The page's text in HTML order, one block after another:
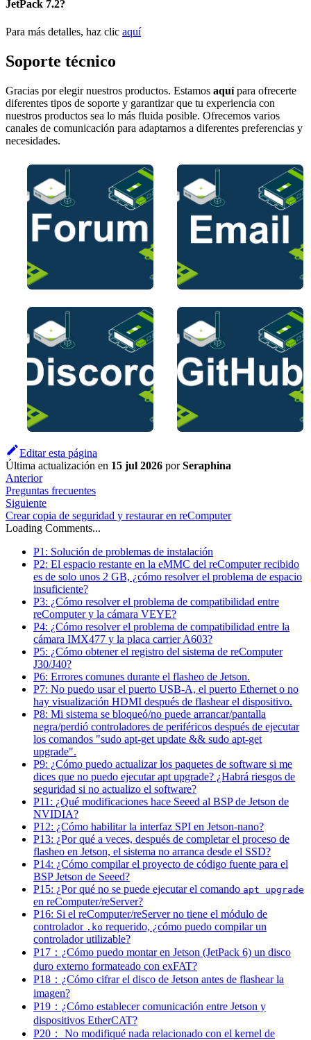
JetPack 7.2?
Para más detalles, haz clic aquí
Soporte técnico
Gracias por elegir nuestros productos. Estamos aquípara ofrecerte
diferentes tipos de soporte y garantizar que tu experiencia con
nuestros productos sea lo más fluida posible. Ofrecemos varios
canales de comunicación para adaptarnos a diferentes preferencias y
necesidades.
Editar esta página
Última actualización en 15 jul 2026 porSeraphina
Anterior
Preguntas frecuentes
Siguiente
Crear copia de seguridad y restaurar en reComputer
Loading Comments...
P1: Solución de problemas de instalación
P2: El espacio restante en la eMMC del reComputer recibido
es de solo unos 2 GB, ¿cómo resolver el problema de espacio
insuficiente?
P3: ¿Cómo resolver el problema de compatibilidad entre
reComputer y la cámara VEYE?
P4: ¿Cómo resolver el problema de compatibilidad entre la
cámara IMX477 y la placa carrier A603?
P5: ¿Cómo obtener el registro del sistema de reComputer
J30/J40?
P6: Errores comunes durante el flasheo de Jetson.
P7: No puedo usar el puerto USB-A, el puerto Ethernet o no
hay visualización HDMI después de flashear el dispositivo.
P8: Mi sistema se bloqueó/no puede arrancar/pantalla
negra/perdió controladores de periféricos después de ejecutar
los comandos "sudo apt-get update && sudo apt-get
upgrade".
P9: ¿Cómo puedo actualizar los paquetes de software si me
dices que no puedo ejecutar apt upgrade? ¿Habrá riesgos de
seguridad si no actualizo el software?
P11: ¿Qué modificaciones hace Seeed al BSP de Jetson de
NVIDIA?
P12: ¿Cómo habilitar la interfaz SPI en Jetson-nano?
P13: ¿Por qué a veces, después de completar el proceso de
flasheo en Jetson, el sistema no arranca desde el SSD?
P14: ¿Cómo compilar el proyecto de código fuente para el
BSP Jetson de Seeed?
P15: ¿Por qué no se puede ejecutar el comando apt upgrade
en reComputer/reServer?
P16: Si el reComputer/reServer no tiene el módulo de
controlador .ko requerido, ¿cómo puedo compilar un
controlador utilizable?
P17：¿Cómo puedo montar en Jetson (JetPack 6) un disco
duro externo formateado con exFAT?
P18：¿Cómo cifrar el disco de Jetson antes de flashear la
imagen?
P19：¿Cómo establecer comunicación entre Jetson y
dispositivos EtherCAT?
P20： No modifiqué nada relacionado con el kernel de